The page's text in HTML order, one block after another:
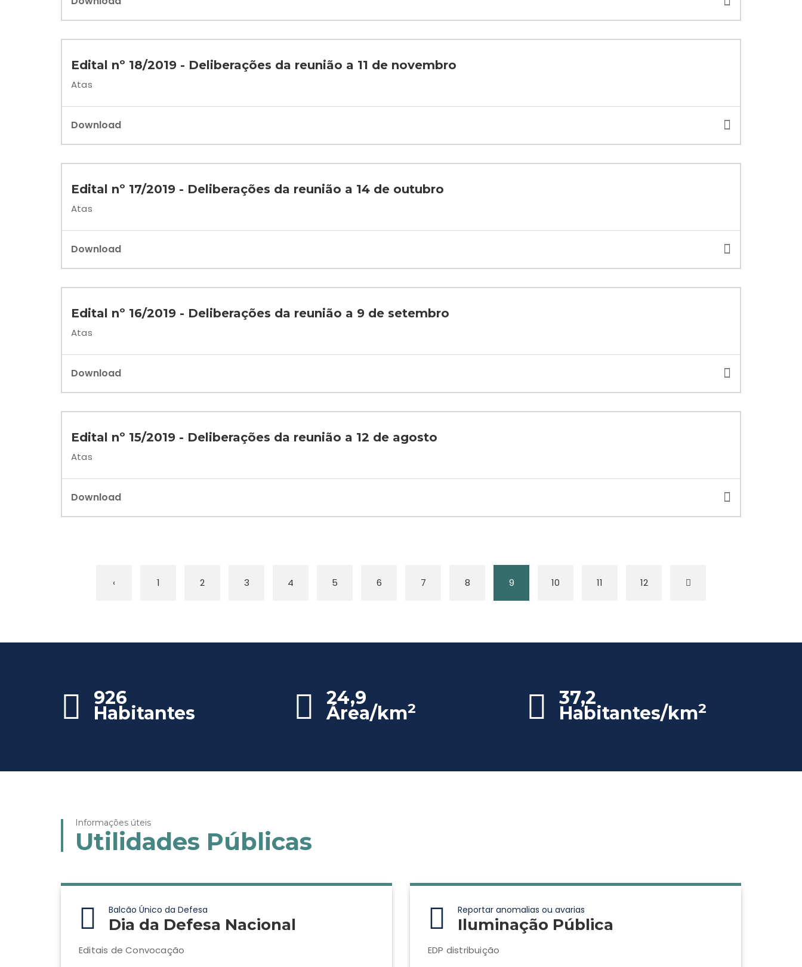
Edital nº 18/2019 - Deliberações da reunião a 11 de novembro
Atas
Download
Edital nº 17/2019 - Deliberações da reunião a 14 de outubro
Atas
Download
Edital nº 16/2019 - Deliberações da reunião a 9 de setembro
Atas
Download
Edital nº 15/2019 - Deliberações da reunião a 12 de agosto
Atas
Download
‹ 1 2 3 4 5 6 7 8 9 10 11 12
926
Habitantes
24,9
Área/km2 37,2
Habitantes/km2
Informações úteis
Utilidades Públicas
Balcão Único da Defesa
Dia da Defesa Nacional
Editais de Convocação
Reportar anomalias ou avarias
Iluminação Pública
EDP distribuição